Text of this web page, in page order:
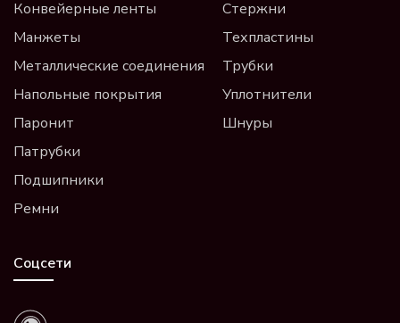
Конвейерные ленты
Манжеты
Металлические соединения
Напольные покрытия
Паронит
Патрубки
Подшипники
Ремни
Стержни
Техпластины
Трубки
Уплотнители
Шнуры
Соцсети